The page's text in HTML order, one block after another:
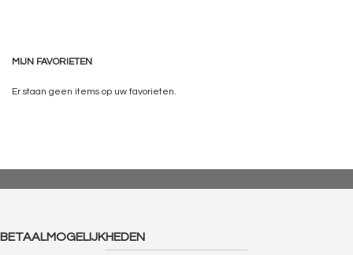
MIJN FAVORIETEN
Er staan geen items op uw favorieten.
BETAALMOGELIJKHEDEN